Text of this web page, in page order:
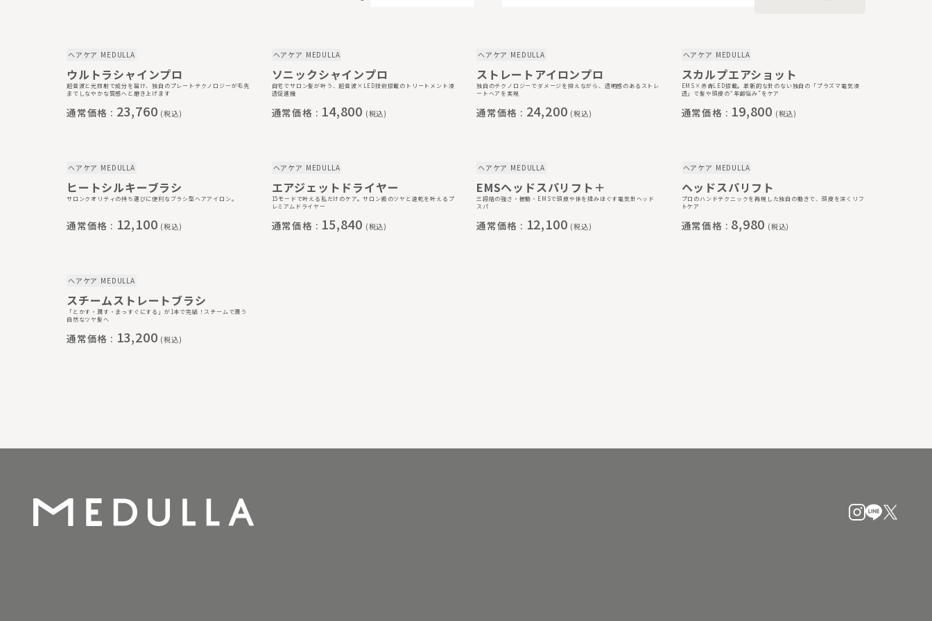
ヘアケア MEDULLA
ウルトラシャインプロ
超音波と光照射で成分を届け、独自のプレートテクノロジーが毛先
までしなやかな質感へと磨き上げます
通常価格 : 23,760 (税込)
ヘアケア MEDULLA
ソニックシャインプロ
自宅でサロン髪が叶う、超音波×LED技術搭載のトリートメント浸
透促進機
通常価格 : 14,800 (税込)
ヘアケア MEDULLA
ストレートアイロンプロ
独自のテクノロジーでダメージを抑えながら、透明感のあるストレ
ートヘアを実現
通常価格 : 24,200 (税込)
ヘアケア MEDULLA
スカルプエアショット
EMS×赤青LED搭載。革新的な針のない独自の「プラズマ電気浸
透」で髪や頭皮の“年齢悩み”をケア
通常価格 : 19,800 (税込)
ヘアケア MEDULLA
ヒートシルキーブラシ
サロンクオリティの持ち運びに便利なブラシ型ヘアアイロン。
通常価格 : 12,100 (税込)
ヘアケア MEDULLA
エアジェットドライヤー
15モードで叶える私だけのケア。サロン級のツヤと速乾を叶えるプ
レミアムドライヤー
通常価格 : 15,840 (税込)
ヘアケア MEDULLA
EMSヘッドスパリフト＋
三段階の強さ・振動・EMSで頭皮や体を揉みほぐす電気針ヘッド
スパ
通常価格 : 12,100 (税込)
ヘアケア MEDULLA
ヘッドスパリフト
プロのハンドテクニックを再現した独自の動きで、頭皮を深くリフ
トケア
通常価格 : 8,980 (税込)
ヘアケア MEDULLA
スチームストレートブラシ
「とかす・潤す・まっすぐにする」が1本で完結！スチームで潤う
自然なツヤ髪へ
通常価格 : 13,200 (税込)